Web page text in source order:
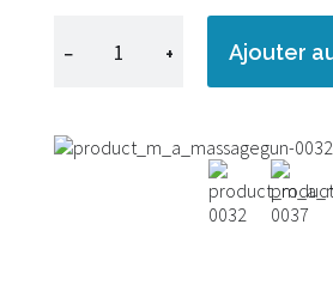
− + Ajouter